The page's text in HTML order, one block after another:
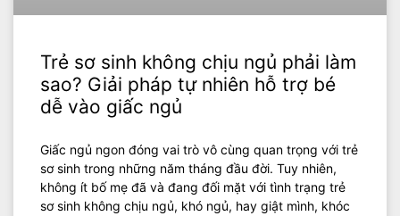
Trẻ sơ sinh không chịu ngủ phải làm
sao? Giải pháp tự nhiên hỗ trợ bé
dễ vào giấc ngủ
Giấc ngủ ngon đóng vai trò vô cùng quan trọng với trẻ
sơ sinh trong những năm tháng đầu đời. Tuy nhiên,
không ít bố mẹ đã và đang đối mặt với tình trạng trẻ
sơ sinh không chịu ngủ, khó ngủ, hay giật mình, khóc